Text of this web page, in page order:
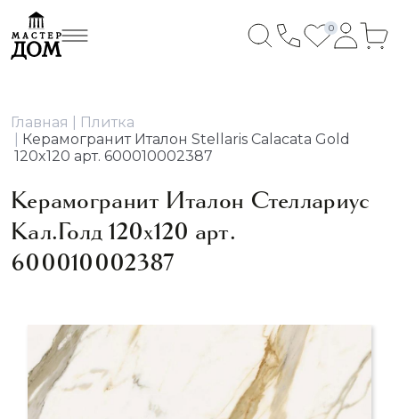
0
Главная
Плитка
Керамогранит Италон Stellaris Calacata Gold
120x120 арт. 600010002387
Керамогранит Италон Стеллариус
Кал.Голд 120x120 арт.
600010002387